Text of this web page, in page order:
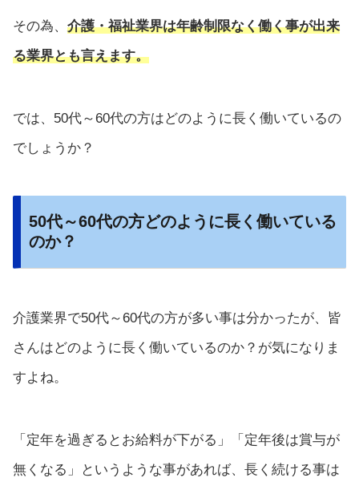
その為、 介護・福祉業界は年齢制限なく働く事が出来
る業界とも言えます。
では、50代～60代の方はどのように長く働いているの
でしょうか？
50代～60代の方どのように長く働いている
のか？
介護業界で50代～60代の方が多い事は分かったが、皆
さんはどのように長く働いているのか？が気になりま
すよね。
「定年を過ぎるとお給料が下がる」「定年後は賞与が
無くなる」というような事があれば、長く続ける事は